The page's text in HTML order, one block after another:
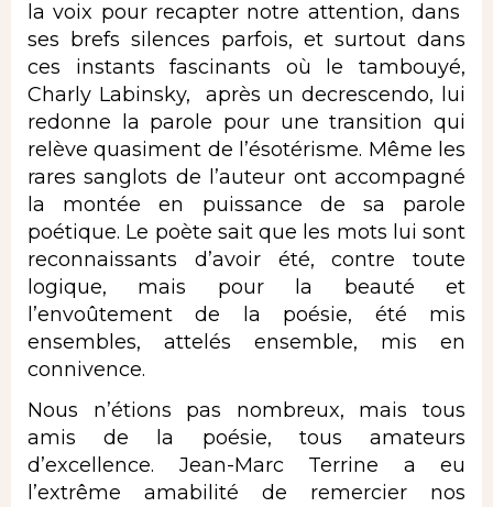
la voix pour recapter notre attention, dans
ses brefs silences parfois, et surtout dans
ces instants fascinants où le tambouyé,
Charly Labinsky, après un decrescendo, lui
redonne la parole pour une transition qui
relève quasiment de l’ésotérisme. Même les
rares sanglots de l’auteur ont accompagné
la montée en puissance de sa parole
poétique. Le poète sait que les mots lui sont
reconnaissants d’avoir été, contre toute
logique, mais pour la beauté et
l’envoûtement de la poésie, été mis
ensembles, attelés ensemble, mis en
connivence.
Nous n’étions pas nombreux, mais tous
amis de la poésie, tous amateurs
d’excellence. Jean-Marc Terrine a eu
l’extrême amabilité de remercier nos